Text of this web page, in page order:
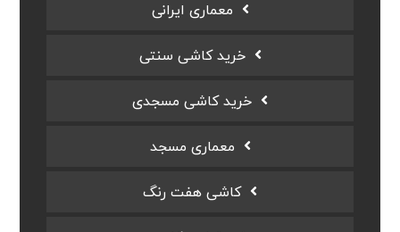
معماری ایرانی
خرید کاشی سنتی
خرید کاشی مسجدی
معماری مسجد
کاشی هفت رنگ